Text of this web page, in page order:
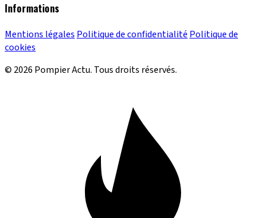
Informations
Mentions légales Politique de confidentialité Politique de
cookies
© 2026 Pompier Actu. Tous droits réservés.